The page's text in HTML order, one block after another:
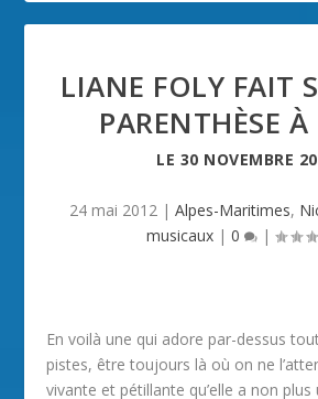
LIANE FOLY FAIT
PARENTHÈSE
LE 30 NOVEMBRE
24 mai 2012| Alpes-Maritimes,
musicaux| 0 |
En voilà une qui adore par-dessus
pistes, être toujours là où on ne
vivante et pétillante qu’elle a non